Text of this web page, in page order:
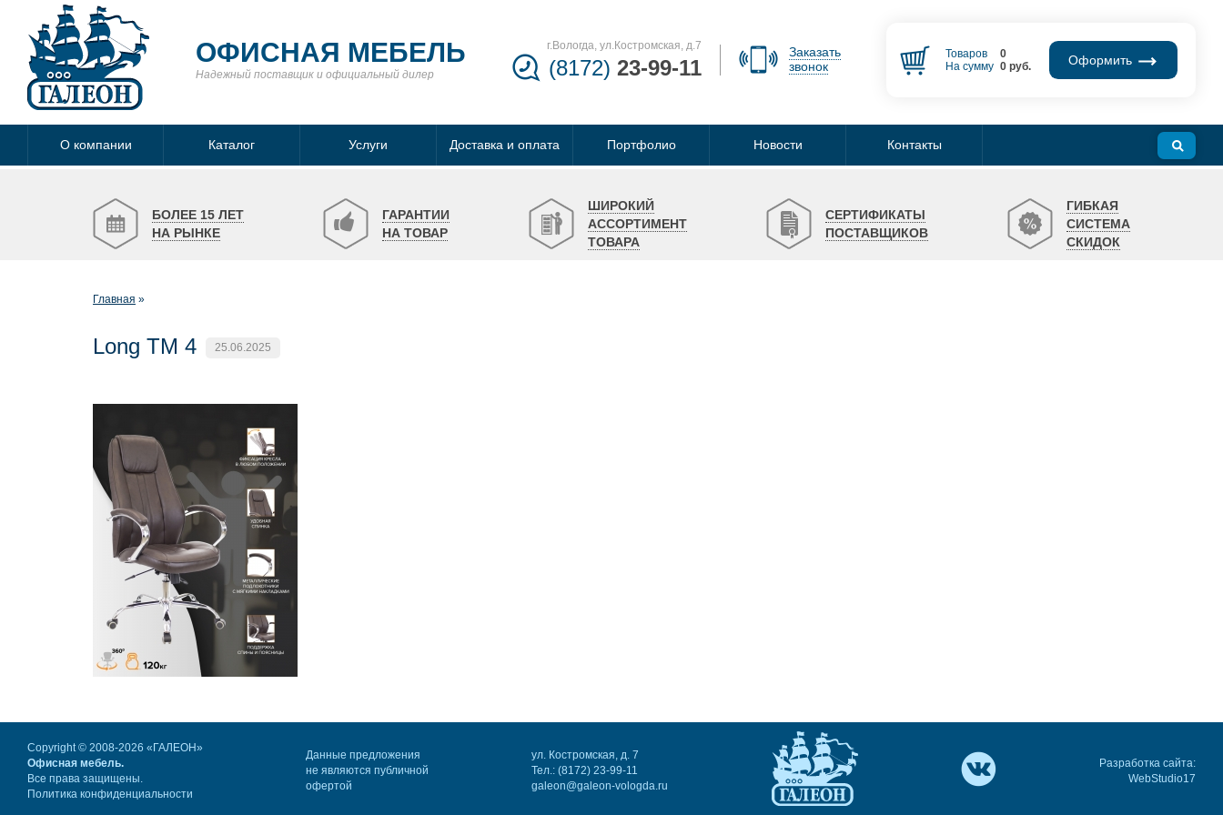
ОФИСНАЯ МЕБЕЛЬ
Надежный поставщик и официальный дилер
г.Вологда, ул.Костромская, д.7
(8172) 23-99-11
Заказать
звонок
Товаров
0
На сумму 0руб. Оформить
О компании Каталог Услуги Доставка и оплата Портфолио Новости Контакты
БОЛЕЕ 15 ЛЕТ
НА РЫНКЕ
ГАРАНТИИ
НА ТОВАР
ШИРОКИЙ
АССОРТИМЕНТ
ТОВАРА
СЕРТИФИКАТЫ
ПОСТАВЩИКОВ
ГИБКАЯ
СИСТЕМА
СКИДОК
Главная
Long TM 4 25.06.2025
Copyright © 2008-2026 «ГАЛЕОН»
Офисная мебель.
Все права защищены.
Политика конфиденциальности
Данные предложения
не являются публичной
офертой
ул. Костромская, д. 7
Тел.: (8172) 23-99-11
galeon@galeon-vologda.ru
Разработка сайта:
WebStudio17